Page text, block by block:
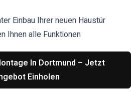
Einbau Ihrer neuen Haustür
Ihnen alle Funktionen
In Dortmund – Jetzt
Einholen